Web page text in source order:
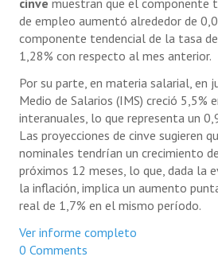
de empleo aumentó alrededor de
componente tendencial de la tasa
1,28% con respecto al mes anterior.
Por su parte, en materia salarial, en
Medio de Salarios (IMS) creció 5,5%
interanuales, lo que representa un
Las proyecciones de cinve sugieren
nominales tendrían un crecimiento
próximos 12 meses, lo que, dada la
la inflación, implica un aumento
real de 1,7% en el mismo período.
Ver informe completo
0 Comments